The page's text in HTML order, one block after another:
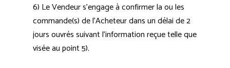
6) Le Vendeur s’engage à confirmer la ou les
commande(s) de l’Acheteur dans un délai de 2
jours ouvrés suivant l’information reçue telle que
visée au point 5).